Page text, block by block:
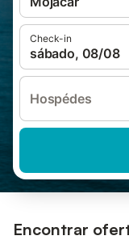
Check-in
sábado, 08/08
Hospédes
Encontrar